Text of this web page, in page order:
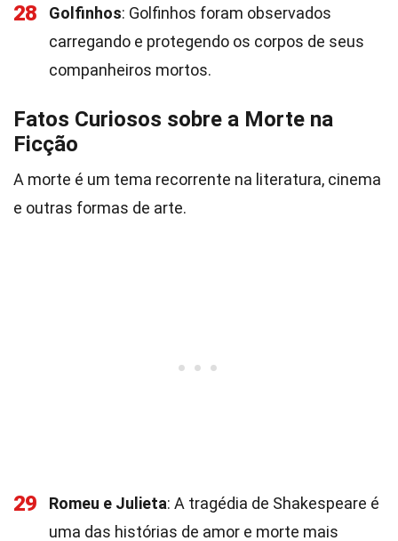
28 Golfinhos: Golfinhos foram observados
carregando e protegendo os corpos de seus
companheiros mortos.
Fatos Curiosos sobre a Morte na
Ficção
A morte é um tema recorrente na literatura, cinema
e outras formas de arte.
29 Romeu e Julieta: A tragédia de Shakespeare é
uma das histórias de amor e morte mais